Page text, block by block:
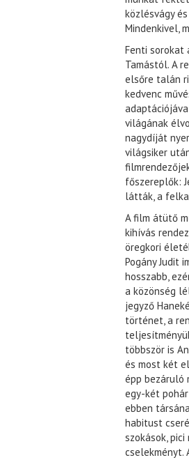
közlésvágy
Mindenkivel,
Fenti sorokat
Tamástól. A
elsőre talán
kedvenc
világának
nagydíját
világsiker
főszereplők:
látták, a
A film átütő
kihívás
öregkori
Pogány Judit
hosszabb,
a közönség
jegyző
történet, a
többször is
és most két
épp bezáruló
egy-két
ebben
habitust
szokások,
cselekményt.